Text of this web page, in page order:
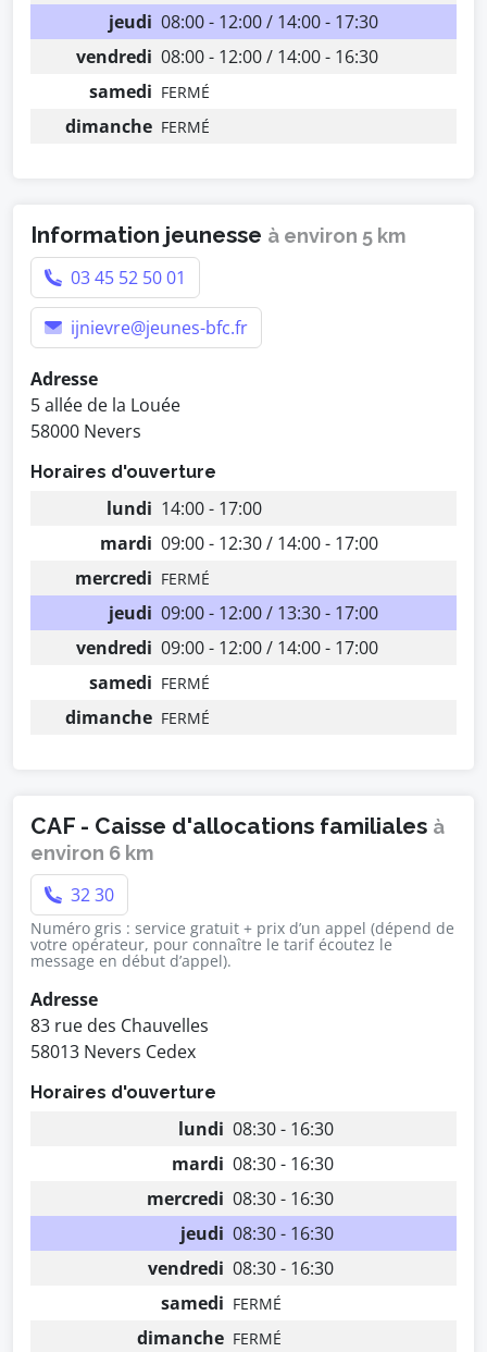
jeudi 08:00 - 12:00 / 14:00 - 17:30
vendredi 08:00 - 12:00 / 14:00 - 16:30
samedi FERMÉ
dimanche FERMÉ
Information jeunesse à environ 5 km
03 45 52 50 01
ijnievre@jeunes-bfc.fr
Adresse
5 allée de la Louée
58000 Nevers
Horaires d'ouverture
lundi 14:00 - 17:00
mardi 09:00 - 12:30 / 14:00 - 17:00
mercredi FERMÉ
jeudi 09:00 - 12:00 / 13:30 - 17:00
vendredi 09:00 - 12:00 / 14:00 - 17:00
samedi FERMÉ
dimanche FERMÉ
CAF - Caisse d'allocations familiales à
environ 6 km
32 30
Numéro gris : service gratuit + prix d’un appel (dépend de
votre opérateur, pour connaître le tarif écoutez le
message en début d’appel).
Adresse
83 rue des Chauvelles
58013 Nevers Cedex
Horaires d'ouverture
lundi 08:30 - 16:30
mardi 08:30 - 16:30
mercredi 08:30 - 16:30
jeudi 08:30 - 16:30
vendredi 08:30 - 16:30
samedi FERMÉ
dimanche FERMÉ